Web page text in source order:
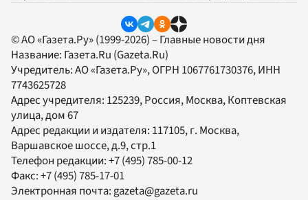
© АО «Газета.Ру» (1999-2026) – Главные новости дня
Название: Газета.Ru (Gazeta.Ru)
Учредитель:АО «Газета.Ру», ОГРН 1067761730376, ИНН
7743625728
Адрес учредителя: 125239, Россия, Москва, Коптевская
улица, дом 67
Адрес редакции и издателя: 117105, г. Москва,
Варшавское шоссе, д.9, стр.1
Телефон редакции:+7 (495) 785-00-12
Факс:+7 (495) 785-17-01
Электронная почта: gazeta@gazeta.ru